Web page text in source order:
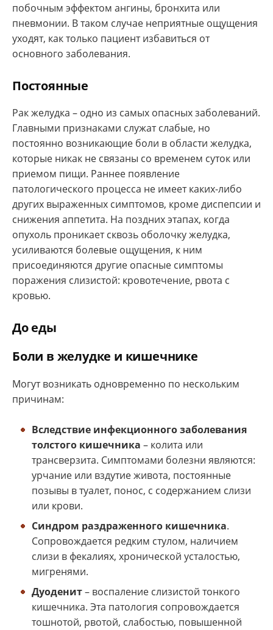
побочным эффектом ангины, бронхита или
пневмонии. В таком случае неприятные ощущения
уходят, как только пациент избавиться от
основного заболевания.
Постоянные
Рак желудка – одно из самых опасных заболеваний.
Главными признаками служат слабые, но
постоянно возникающие боли в области желудка,
которые никак не связаны со временем суток или
приемом пищи. Раннее появление
патологического процесса не имеет каких-либо
других выраженных симптомов, кроме диспепсии и
снижения аппетита. На поздних этапах, когда
опухоль проникает сквозь оболочку желудка,
усиливаются болевые ощущения, к ним
присоединяются другие опасные симптомы
поражения слизистой: кровотечение, рвота с
кровью.
До еды
Боли в желудке и кишечнике
Могут возникать одновременно по нескольким
причинам:
Вследствие инфекционного заболевания
толстого кишечника – колита или
трансверзита. Симптомами болезни являются:
урчание или вздутие живота, постоянные
позывы в туалет, понос, с содержанием слизи
или крови.
Синдром раздраженного кишечника.
Сопровождается редким стулом, наличием
слизи в фекалиях, хронической усталостью,
мигренями.
Дуоденит– воспаление слизистой тонкого
кишечника. Эта патология сопровождается
тошнотой, рвотой, слабостью, повышенной